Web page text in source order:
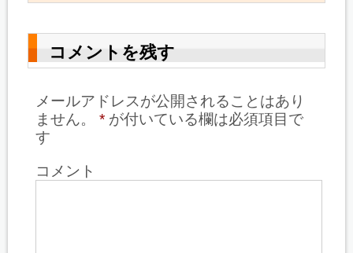
コメントを残す
メールアドレスが公開されることはあり
ません。
* が付いている欄は必須項目で
す
コメント